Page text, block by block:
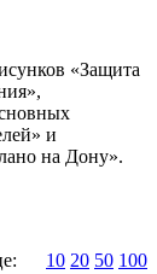
«Защита
и
на Дону».
10 20 50 100